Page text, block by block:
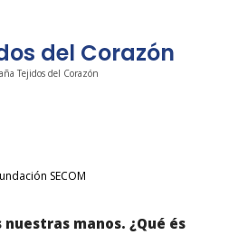
del Corazón
Tejidos del Corazón
SECOM
manos. ¿Qué és